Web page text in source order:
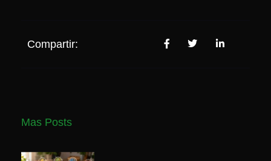
Compartir:
Mas Posts